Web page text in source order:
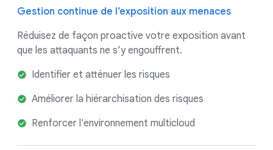
Gestion continue de l’exposition aux menaces
Réduisez de façon proactive votre exposition avant
que les attaquants ne s’y engouffrent.
Identifier et atténuer les risques
Améliorer la hiérarchisation des risques
Renforcer l'environnement multicloud